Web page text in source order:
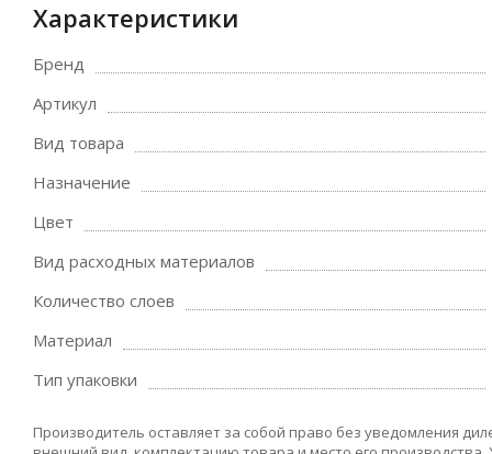
Характеристики
Бренд
Артикул
Вид товара
Назначение
Цвет
Вид расходных материалов
Количество слоев
Материал
Тип упаковки
Производитель оставляет за собой право без уведомления